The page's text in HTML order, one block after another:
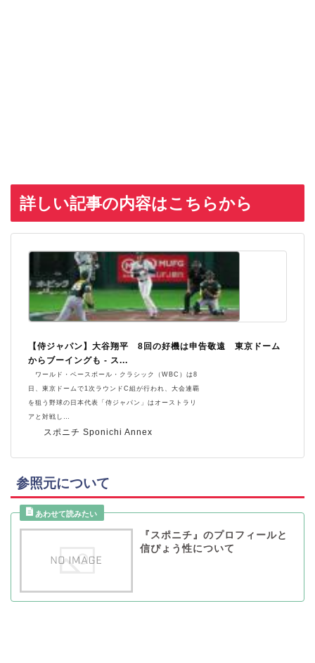
詳しい記事の内容はこちらから
スポニチ Sponichi Annex
【侍ジャパン】大谷翔平 8回の好機は申告敬遠 東京ドーム
からブーイングも - ス...
ワールド・ベースボール・クラシック（WBC）は8
日、東京ドームで1次ラウンドC組が行われ、大会連覇
を狙う野球の日本代表「侍ジャパン」はオーストラリ
アと対戦し…
参照元について
『スポニチ』のプロフィールと
信ぴょう性について